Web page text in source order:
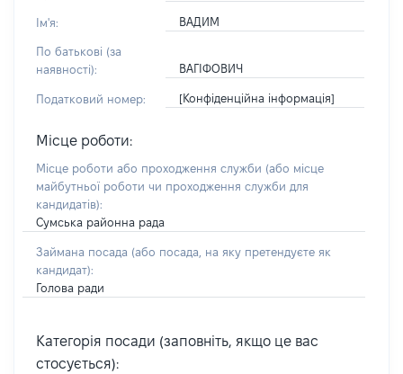
Ім'я: ВАДИМ
По батькові (за
наявності):
ВАГІФОВИЧ
Податковий номер: [Конфіденційна інформація]
Місце роботи:
Місце роботи або проходження служби (або місце
майбутньої роботи чи проходження служби для
кандидатів):
Сумська районна рада
Займана посада (або посада, на яку претендуєте як
кандидат):
Голова ради
Категорія посади (заповніть, якщо це вас
стосується):